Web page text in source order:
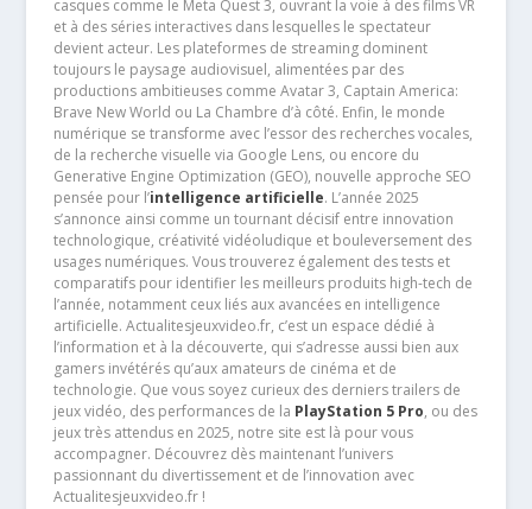
casques comme le Meta Quest 3, ouvrant la voie à des films VR
et à des séries interactives dans lesquelles le spectateur
devient acteur. Les plateformes de streaming dominent
toujours le paysage audiovisuel, alimentées par des
productions ambitieuses comme Avatar 3, Captain America:
Brave New World ou La Chambre d’à côté. Enfin, le monde
numérique se transforme avec l’essor des recherches vocales,
de la recherche visuelle via Google Lens, ou encore du
Generative Engine Optimization (GEO), nouvelle approche SEO
pensée pour l’intelligence artificielle. L’année 2025
s’annonce ainsi comme un tournant décisif entre innovation
technologique, créativité vidéoludique et bouleversement des
usages numériques. Vous trouverez également des tests et
comparatifs pour identifier les meilleurs produits high-tech de
l’année, notamment ceux liés aux avancées en intelligence
artificielle. Actualitesjeuxvideo.fr, c’est un espace dédié à
l’information et à la découverte, qui s’adresse aussi bien aux
gamers invétérés qu’aux amateurs de cinéma et de
technologie. Que vous soyez curieux des derniers trailers de
jeux vidéo, des performances de la PlayStation 5 Pro, ou des
jeux très attendus en 2025, notre site est là pour vous
accompagner. Découvrez dès maintenant l’univers
passionnant du divertissement et de l’innovation avec
Actualitesjeuxvideo.fr !